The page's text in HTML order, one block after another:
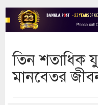
তিন শতাধিক
মানবেতর